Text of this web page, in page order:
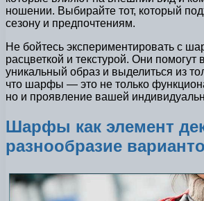
ношении. Выбирайте тот, который
сезону и предпочтениям.
Не бойтесь экспериментировать с
расцветкой и текстурой. Они помогут
уникальный образ и выделиться из
что шарфы — это не только
но и проявление вашей
Шарфы как элемент
разнообразие